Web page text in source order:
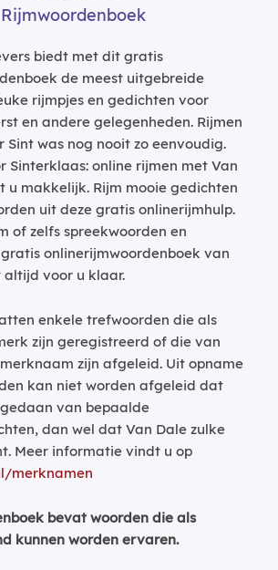
Rijmwoordenboek
biedt met dit gratis
de meest uitgebreide
rijmpjes en gedichten voor
en andere gelegenheden. Rijmen
Sint was nog nooit zo eenvoudig.
Sinterklaas: online rijmen met Van
u makkelijk. Rijm mooie gedichten
uit deze gratis onlinerijmhulp.
of zelfs spreekwoorden en
onlinerijmwoordenboek van
voor u klaar.
enkele trefwoorden die als
zijn geregistreerd of die van
zijn afgeleid. Uit opname
kan niet worden afgeleid dat
van bepaalde
dan wel dat Van Dale zulke
Meer informatie vindt u op
merknamen
bevat woorden die als
kunnen worden ervaren.